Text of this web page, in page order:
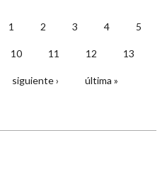
1 2 3 4 5
10 11 12 13
siguiente › última »